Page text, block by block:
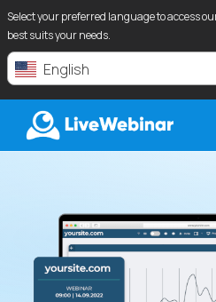
Select your preferred language to access
best suits your needs.
English